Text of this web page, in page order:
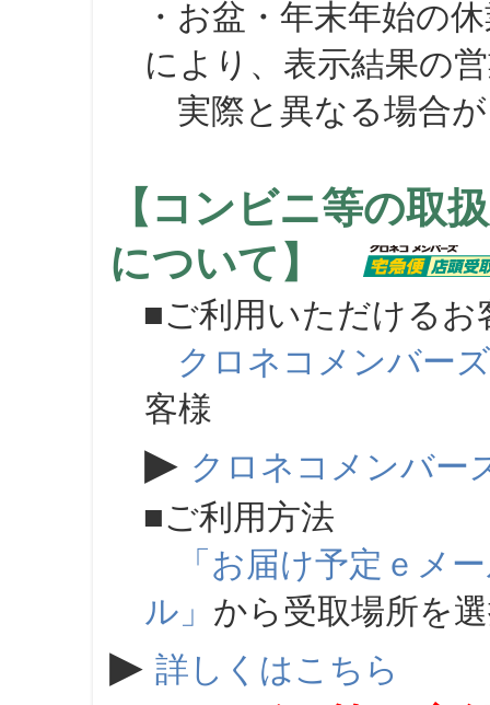
・お盆・年末年始の
により、表示結果の
実際と異なる場合が
【コンビニ等の取
について】
■ご利用いただけるお
クロネコメンバーズ
客様
▶ クロネコメンバー
■ご利用方法
「お届け予定ｅメ
ル」 から受取場所を
▶ 詳しくはこちら